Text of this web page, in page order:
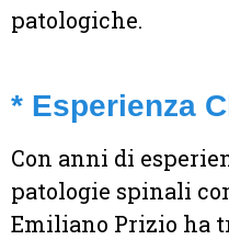
patologiche.
* Esperienza
Con anni di
patologie spinali
Emiliano Prizio ha